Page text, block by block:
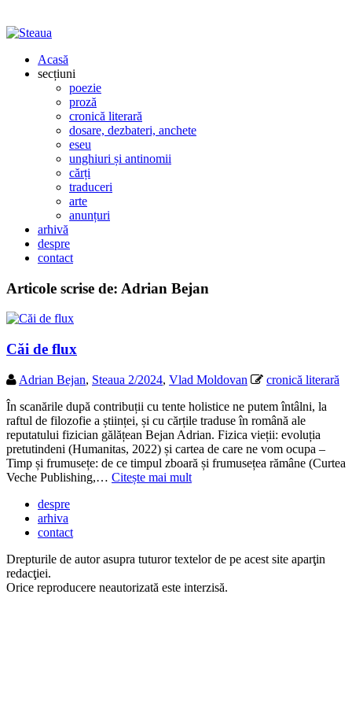
Acasă
secțiuni
poezie
proză
cronică literară
dosare, dezbateri, anchete
eseu
unghiuri și antinomii
cărți
traduceri
arte
anunțuri
arhivă
despre
contact
Articole scrise de: Adrian Bejan
Căi de flux
Adrian Bejan, Steaua 2/2024, Vlad Moldovan
cronică literară
În scanările după contribuții cu tente holistice ne putem întâlni, la
raftul de filozofie a științei, și cu cărțile traduse în română ale
reputatului fizician gălățean Bejan Adrian. Fizica vieții: evoluția
pretutindeni (Humanitas, 2022) și cartea de care ne vom ocupa –
Timp și frumusețe: de ce timpul zboară și frumusețea rămâne (Curtea
Veche Publishing,… Citește mai mult
despre
arhiva
contact
Drepturile de autor asupra tuturor textelor de pe acest site aparţin
redacţiei.
Orice reproducere neautorizată este interzisă.